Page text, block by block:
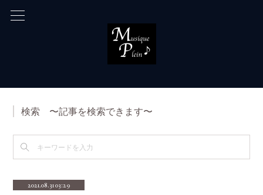
検索 〜記事を検索できます〜
2021.08.31 03:29